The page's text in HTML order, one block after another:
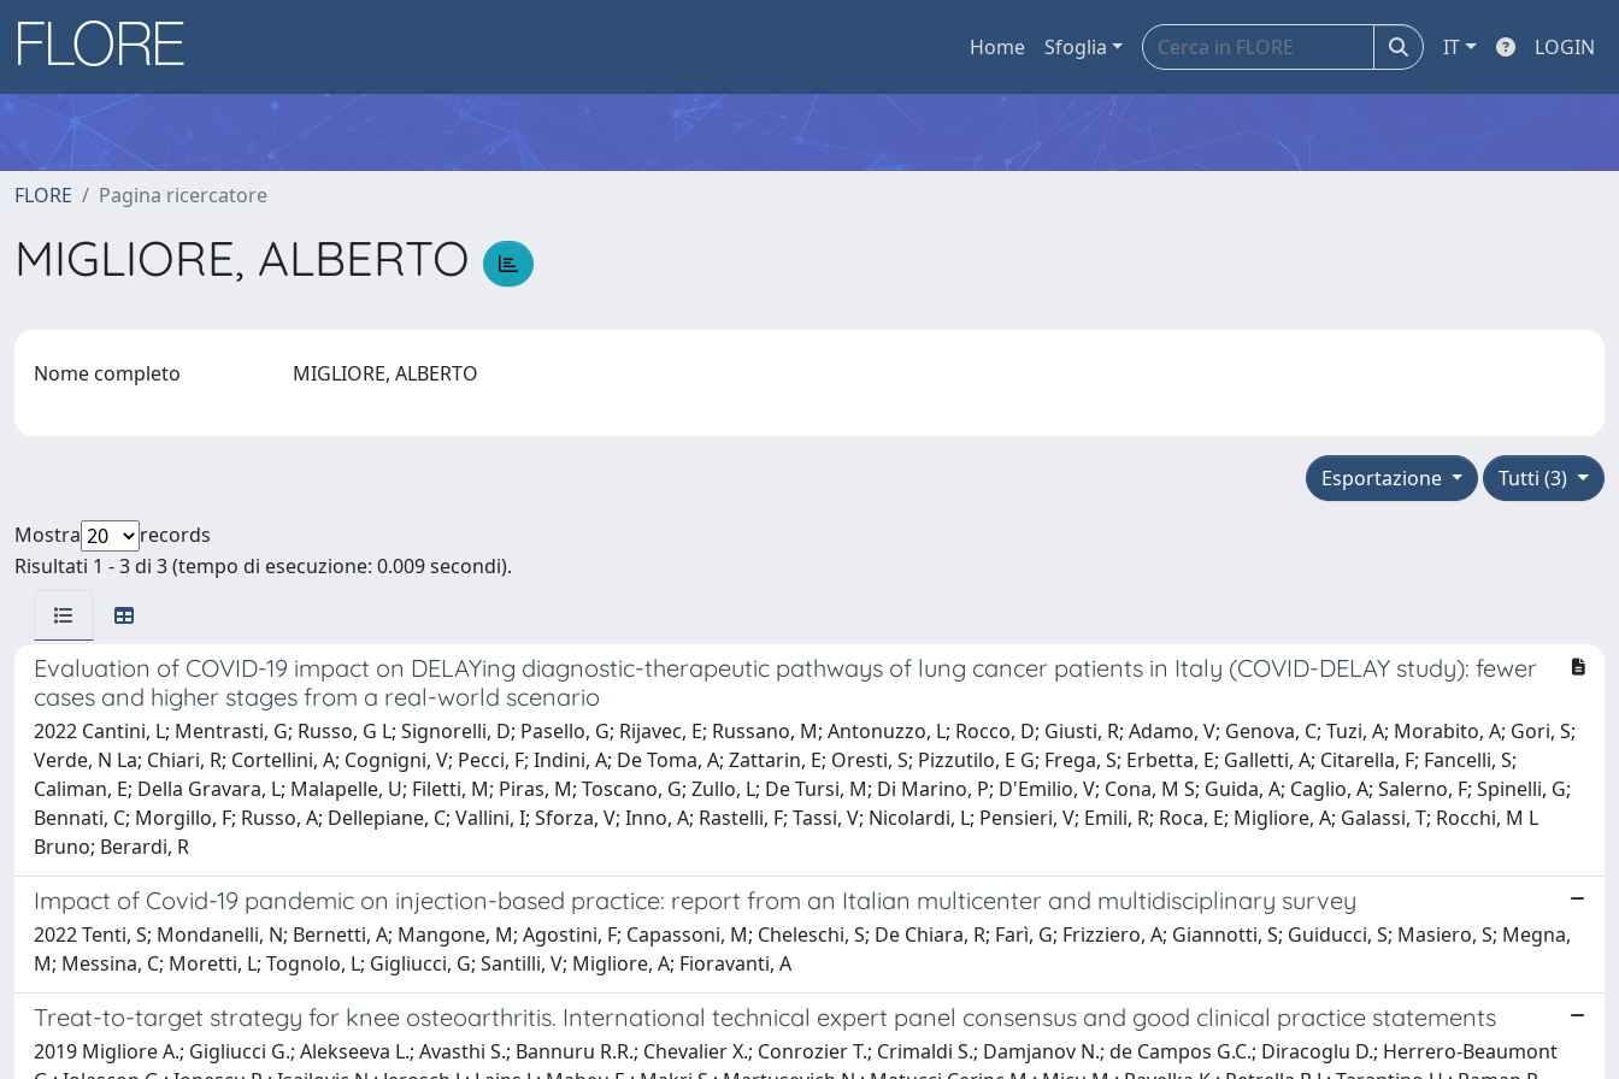
Home Sfoglia IT LOGIN
FLORE Pagina ricercatore
MIGLIORE, ALBERTO
Nome completo MIGLIORE, ALBERTO
Tutti (3)
Esportazione
Mostra
records
Risultati 1 - 3 di 3 (tempo di esecuzione: 0.009 secondi).
Evaluation of COVID-19 impact on DELAYing diagnostic-therapeutic pathways of lung cancer patients in Italy (COVID-DELAY study): fewer
cases and higher stages from a real-world scenario
2022 Cantini, L; Mentrasti, G; Russo, G L; Signorelli, D; Pasello, G; Rijavec, E; Russano, M; Antonuzzo, L; Rocco, D; Giusti, R; Adamo, V; Genova, C; Tuzi, A; Morabito, A; Gori, S;
Verde, N La; Chiari, R; Cortellini, A; Cognigni, V; Pecci, F; Indini, A; De Toma, A; Zattarin, E; Oresti, S; Pizzutilo, E G; Frega, S; Erbetta, E; Galletti, A; Citarella, F; Fancelli, S;
Caliman, E; Della Gravara, L; Malapelle, U; Filetti, M; Piras, M; Toscano, G; Zullo, L; De Tursi, M; Di Marino, P; D'Emilio, V; Cona, M S; Guida, A; Caglio, A; Salerno, F; Spinelli, G;
Bennati, C; Morgillo, F; Russo, A; Dellepiane, C; Vallini, I; Sforza, V; Inno, A; Rastelli, F; Tassi, V; Nicolardi, L; Pensieri, V; Emili, R; Roca, E; Migliore, A; Galassi, T; Rocchi, M L
Bruno; Berardi, R
Impact of Covid-19 pandemic on injection-based practice: report from an Italian multicenter and multidisciplinary survey
2022 Tenti, S; Mondanelli, N; Bernetti, A; Mangone, M; Agostini, F; Capassoni, M; Cheleschi, S; De Chiara, R; Farì, G; Frizziero, A; Giannotti, S; Guiducci, S; Masiero, S; Megna,
M; Messina, C; Moretti, L; Tognolo, L; Gigliucci, G; Santilli, V; Migliore, A; Fioravanti, A
Treat-to-target strategy for knee osteoarthritis. International technical expert panel consensus and good clinical practice statements
2019 Migliore A.; Gigliucci G.; Alekseeva L.; Avasthi S.; Bannuru R.R.; Chevalier X.; Conrozier T.; Crimaldi S.; Damjanov N.; de Campos G.C.; Diracoglu D.; Herrero-Beaumont